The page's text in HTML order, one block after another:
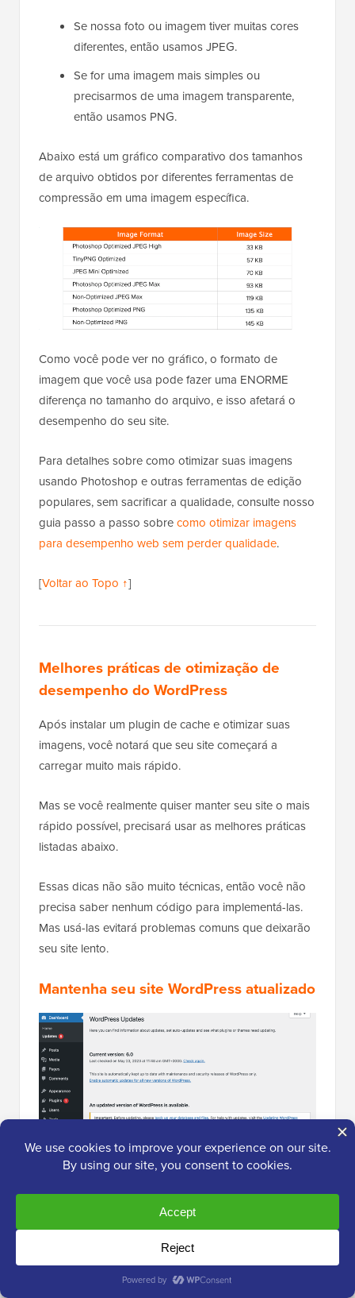
Se nossa foto ou imagem tiver muitas cores
diferentes, então usamos JPEG.
Se for uma imagem mais simples ou
precisarmos de uma imagem transparente,
então usamos PNG.
Abaixo está um gráfico comparativo dos tamanhos
de arquivo obtidos por diferentes ferramentas de
compressão em uma imagem específica.
Como você pode ver no gráfico, o formato de
imagem que você usa pode fazer uma ENORME
diferença no tamanho do arquivo, e isso afetará o
desempenho do seu site.
Para detalhes sobre como otimizar suas imagens
usando Photoshop e outras ferramentas de edição
populares, sem sacrificar a qualidade, consulte nosso
guia passo a passo sobrecomo otimizar imagens
para desempenho web sem perder qualidade.
[Voltar ao Topo ↑]
Melhores práticas de otimização de
desempenho do WordPress
Após instalar um plugin de cache e otimizar suas
imagens, você notará que seu site começará a
carregar muito mais rápido.
Mas se você realmente quiser manter seu site o mais
rápido possível, precisará usar as melhores práticas
listadas abaixo.
Essas dicas não são muito técnicas, então você não
precisa saber nenhum código para implementá-las.
Mas usá-las evitará problemas comuns que deixarão
seu site lento.
Mantenha seu site WordPress atualizado
Como um projeto de código aberto bem mantido, o
WordPress é atualizado com frequência. Cada
atualização não só oferecerá novos recursos, mas
problemas de segurança
Seu tema e plugins do WordPress também podem ter